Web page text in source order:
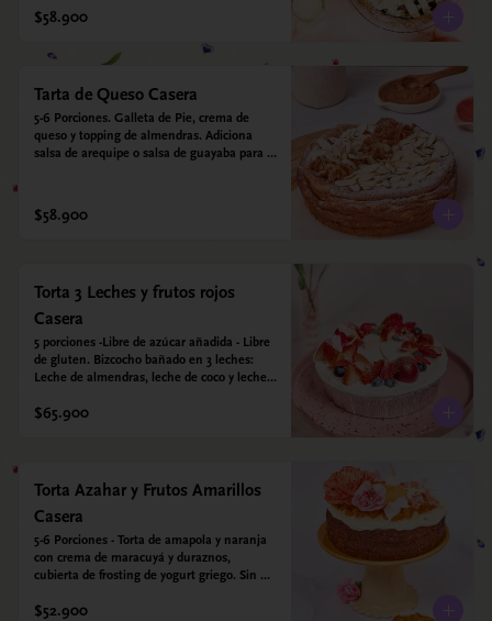
de leche de coco y que envuelve todos los
sabores.
$58.900
Tarta de Queso Casera
5-6 Porciones. Galleta de Pie, crema de
queso y topping de almendras. Adiciona
salsa de arequipe o salsa de guayaba para
$58.900
Torta 3 Leches y frutos rojos
Casera
5 porciones -Libre de azúcar añadida - Libre
de gluten. Bizcocho bañado en 3 leches:
Leche de almendras, leche de coco y leche
de arroz, harina de quinoa, huevo, leche de
*contiene un derivado de proteína láctea
conocido como caseína. Topping: Fresas y
Arándanos.
$65.900
Torta Azahar y Frutos Amarillos
Casera
5-6 Porciones - Torta de amapola y naranja
con crema de maracuyá y duraznos,
cubierta de frosting de yogurt griego. Sin
$52.900